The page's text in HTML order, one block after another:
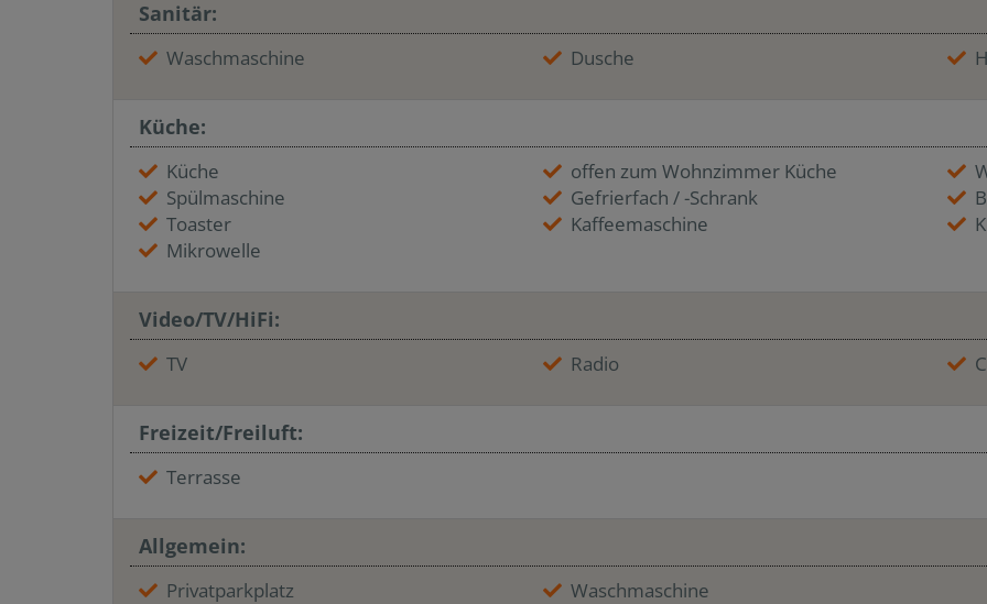
Sanitär:
Waschmaschine Dusche
Küche:
Küche offen zum Wohnzimmer Küche
Spülmaschine
Gefrierfach / -Schrank
Toaster
Kaffeemaschine
Mikrowelle
Video/TV/HiFi:
TV Radio
Freizeit/Freiluft:
Terrasse
Allgemein:
Privatparkplatz Waschmaschine